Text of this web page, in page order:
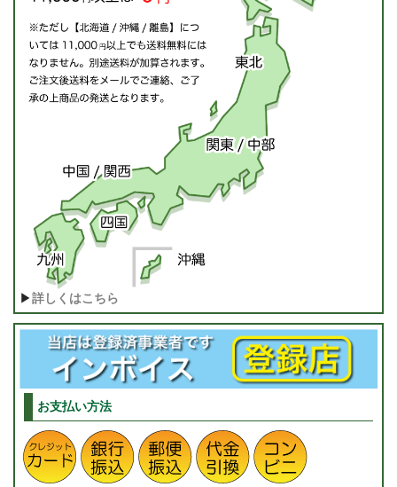
▶詳しくはこちら
お支払い方法